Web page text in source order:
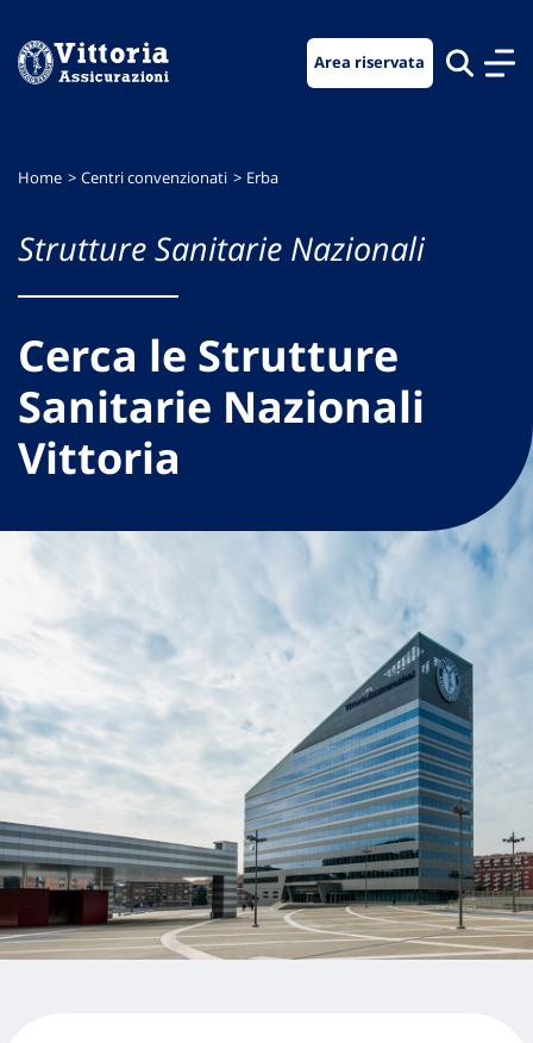
menu
contenuto
footer
Area riservata
Home Centri convenzionati Erba
Strutture Sanitarie Nazionali
Cerca le Strutture
Sanitarie Nazionali
Vittoria